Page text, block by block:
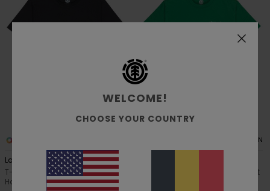
Lakeside
T-Shirt à manches courtes Noir
Homme
ORGANIC COTTON
T-Shirt à manches courtes Vert
WELCOME!
CHOOSE YOUR COUNTRY